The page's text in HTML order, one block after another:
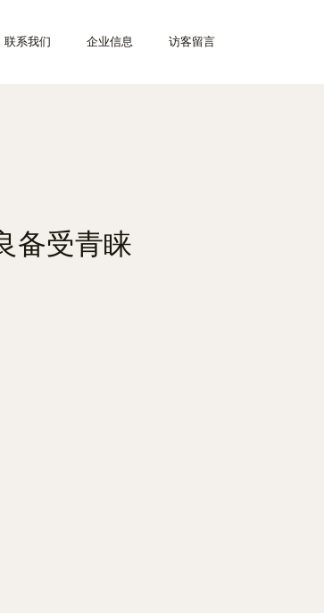
联系我们 企业信息 访客留言
备受青睐